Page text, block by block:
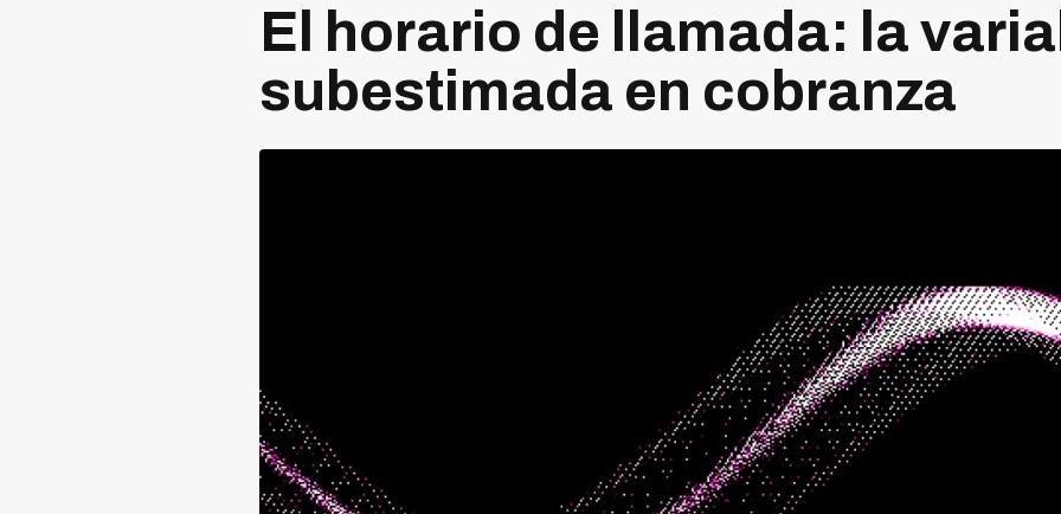
El horario de llamada: la
subestimada en cobranza